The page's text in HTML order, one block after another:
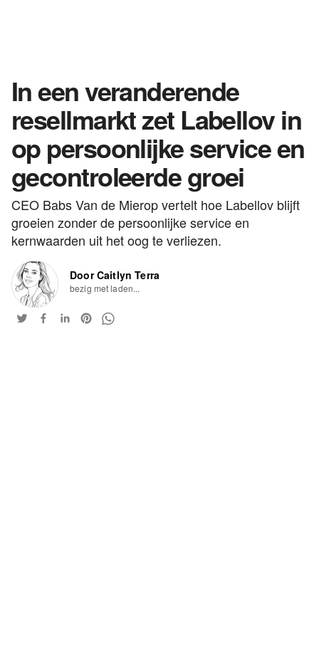
In een veranderende
resellmarkt zet Labellov in
op persoonlijke service en
gecontroleerde groei
CEO Babs Van de Mierop vertelt hoe Labellov blijft
groeien zonder de persoonlijke service en
kernwaarden uit het oog te verliezen.
Door Caitlyn Terra
bezig met laden...